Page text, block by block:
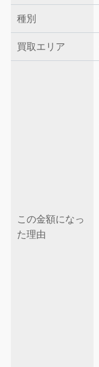
種別
買取エリア
この金額になっ
た理由